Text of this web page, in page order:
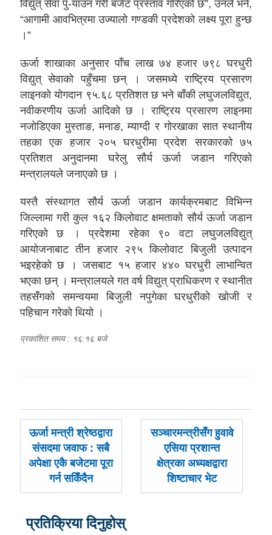
विद्युत् सेवा पु-याउन गरी बजेट प्रस्ताव गरिएको छ”, उनले भने,
“आगामी आवभित्रमा उज्यालो गण्डकी प्रदेशको लक्ष्य पूरा हुन्छ
।”
ऊर्जा शाखाका अनुसार पाँच लाख ७४ हजार ७९८ घरधुरी
विद्युत् सेवाको पहुँचमा छन् । जसमध्ये राष्ट्रिय प्रसारण
लाइनको योगदान ९५.६८ प्रतिशत छ भने बाँकी लघुजलविद्युत,
नवीकरणीय ऊर्जा आदिको छ । राष्ट्रिय प्रसारण लाइनमा
नजोडिएका मुस्ताङ, मनाङ, म्याग्दी र गोरखाका सात स्थानीय
तहका एक हजार २०५ घरधुरीमा प्रदेश सरकारको ७५
प्रतिशत अनुदानमा घरेलु सौर्य ऊर्जा जडान गरिएको
मन्त्रालयले जनाएको छ ।
यस्तै संस्थागत सौर्य ऊर्जा जडान कार्यक्रमबाट विभिन्न
जिल्लामा गरी कुल १६२ किलोवाट क्षमताको सौर्य ऊर्जा जडान
गरिएको छ । प्रदेशमा रहेका ९० वटा लघुजलविद्युत्
आयोजनाबाट तीन हजार २९५ किलोवाट बिजुली उत्पादन
भइरहेको छ । जसबाट १५ हजार ४४० घरधुरी लाभान्वित
भएका छन् । मन्त्रालयले गत वर्ष विद्युत् प्राधिकरण र स्थानीत
तहसँगको समन्वयमा बिजुली नपुगेका घरधुरीको खोजी र
पहिचान गरेको थियो ।
प्रकाशित समय : १६:१६ बजे
पछिल्लाे
-
ऊर्जा मन्त्री श्रेष्ठद्वारा
संसदमा जवाफ : सबै
अपेक्षा एकै बजेटमा पूरा
गर्न सकिँदैन
अघिल्लाे
सञ्चारमन्त्रीसँग हुवावे
एसिया प्रशान्त
क्षेत्रका अध्यक्षद्वारा
शिष्टाचार भेट
प्रतिक्रिया दिनुहोस्